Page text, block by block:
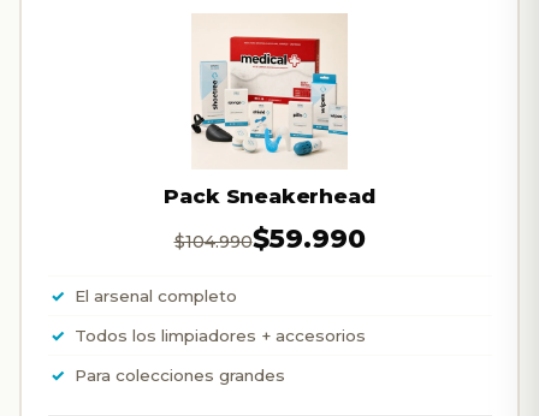
Pack Sneakerhead
$104.990$59.990
El arsenal completo
Todos los limpiadores + accesorios
Para colecciones grandes